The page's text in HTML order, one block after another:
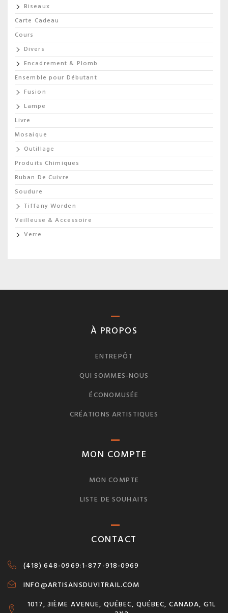
Biseaux
Carte Cadeau
Cours
Divers
Encadrement & Plomb
Ensemble pour Débutant
Fusion
Lampe
Livre
Mosaique
Outillage
Produits Chimiques
Ruban De Cuivre
Soudure
Tiffany Worden
Veilleuse & Accessoire
Verre
À PROPOS
ENTREPÔT
QUI SOMMES-NOUS
ÉCONOMUSÉE
CRÉATIONS ARTISTIQUES
MON COMPTE
MON COMPTE
LISTE DE SOUHAITS
CONTACT
(418) 648-0969:1-877-918-0969
INFO@ARTISANSDUVITRAIL.COM
1017, 3IÈME AVENUE, QUÉBEC, QUÉBEC, CANADA, G1L